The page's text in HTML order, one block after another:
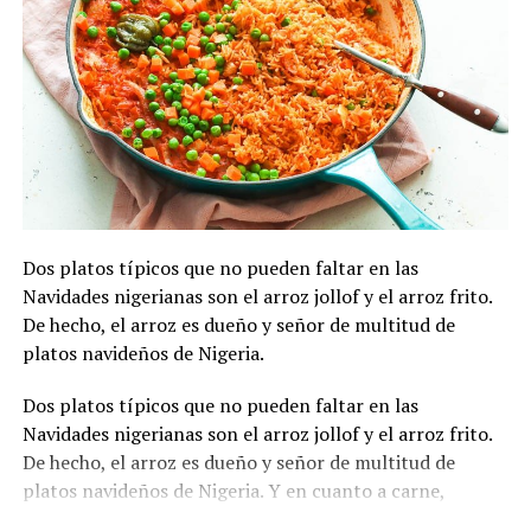
Dos platos típicos que no pueden faltar en las
Navidades nigerianas son el arroz jollof y el arroz frito.
De hecho, el arroz es dueño y señor de multitud de
platos navideños de Nigeria.
Dos platos típicos que no pueden faltar en las
Navidades nigerianas son el arroz jollof y el arroz frito.
De hecho, el arroz es dueño y señor de multitud de
platos navideños de Nigeria. Y en cuanto a carne,